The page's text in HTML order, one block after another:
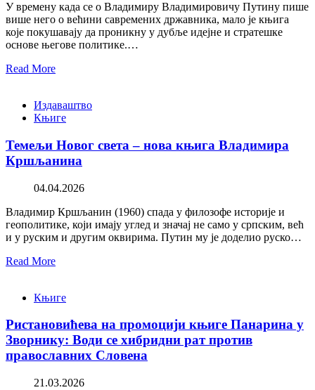
У времену када се о Владимиру Владимировичу Путину пише
више него о већини савремених државника, мало је књига
које покушавају да проникну у дубље идејне и стратешке
основе његове политике.…
Read More
Издаваштво
Књиге
Темељи Новог света – нова књига Владимира
Кршљанина
04.04.2026
Владимир Кршљанин (1960) спада у филозофе историје и
геополитике, који имају углед и значај не само у српским, већ
и у руским и другим оквирима. Путин му је доделио руско…
Read More
Књиге
Ристановићева на промоцији књиге Панарина у
Зворнику: Води се хибридни рат против
православних Словена
21.03.2026